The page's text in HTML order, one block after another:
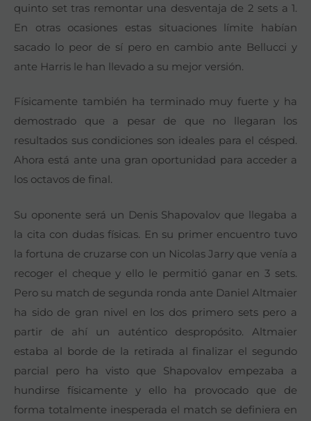
quinto set tras remontar una desventaja de 2 sets a 1.
En otras ocasiones estas situaciones límite habían
sacado lo peor de sí pero en cambio ante Bellucci y
ante Harris le han llevado a su mejor versión.
Físicamente también ha terminado muy fuerte y ha
demostrado que a pesar de que no llegaran los
resultados sus condiciones son ideales para el césped.
Ahora está ante una gran oportunidad para acceder a
los octavos de final.
Su oponente será un Denis Shapovalov que llegaba a
la cita con dudas físicas. En su primer encuentro tuvo
la fortuna de cruzarse con un Nicolas Jarry que venía a
recoger el cheque y ello le permitió ganar en 3 sets.
Pero su match de segunda ronda ante Daniel Altmaier
ha sido de gran nivel en los dos primero sets pero a
partir de ahí un auténtico despropósito. Altmaier
estaba al borde de la retirada al finalizar el segundo
parcial pero ha visto que Shapovalov empezaba a
hundirse físicamente y ello ha provocado que de
forma totalmente inesperada el match se definiera en